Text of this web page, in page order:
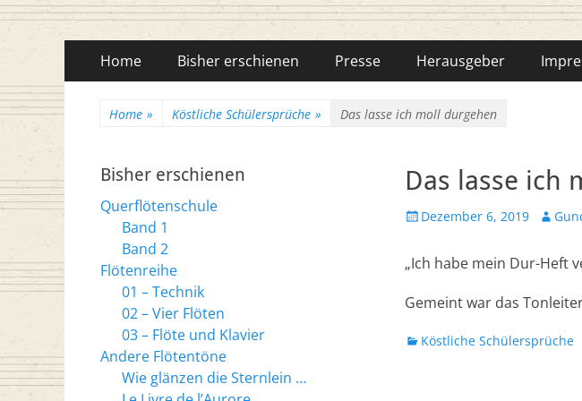
Flötenreihe Huschka-Bähr
Primäres
Menü
Inhalt
Home Bisher erschienen Presse Herausgeber
Home » Köstliche Schülersprüche » Das lasse ich moll durgehen
Das lasse ich
Veröffentlicht
Dezember 6, 2019 Autor
„Ich habe mein Dur-Heft
Gemeint war das
Kategorien
Köstliche Schülersprüche
Bisher erschienen
Querflötenschule
Band 1
Band 2
Flötenreihe
01 – Technik
02 – Vier Flöten
03 – Flöte und Klavier
Andere Flötentöne
Wie glänzen die Sternlein …